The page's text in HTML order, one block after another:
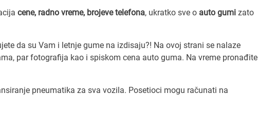
cene, radno vreme, brojeve telefona, ukratko sve o auto gumi zato
da su Vam i letnje gume na izdisaju?! Na ovoj strani se nalaze
par fotografija kao i spiskom cena auto guma. Na vreme pronađite
pneumatika za sva vozila. Posetioci mogu računati na